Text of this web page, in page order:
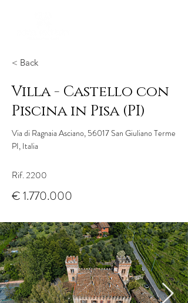
< Back
Villa - Castello con
Piscina in Pisa (PI)
Via di Ragnaia Asciano, 56017 San Giuliano Terme
PI, Italia
Rif. 2200
€1.770.000